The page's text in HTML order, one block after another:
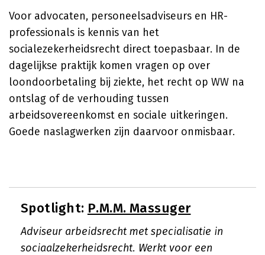
Voor advocaten, personeelsadviseurs en HR-
professionals is kennis van het
socialezekerheidsrecht direct toepasbaar. In de
dagelijkse praktijk komen vragen op over
loondoorbetaling bij ziekte, het recht op WW na
ontslag of de verhouding tussen
arbeidsovereenkomst en sociale uitkeringen.
Goede naslagwerken zijn daarvoor onmisbaar.
Spotlight: P.M.M. Massuger
Adviseur arbeidsrecht met specialisatie in
sociaalzekerheidsrecht. Werkt voor een